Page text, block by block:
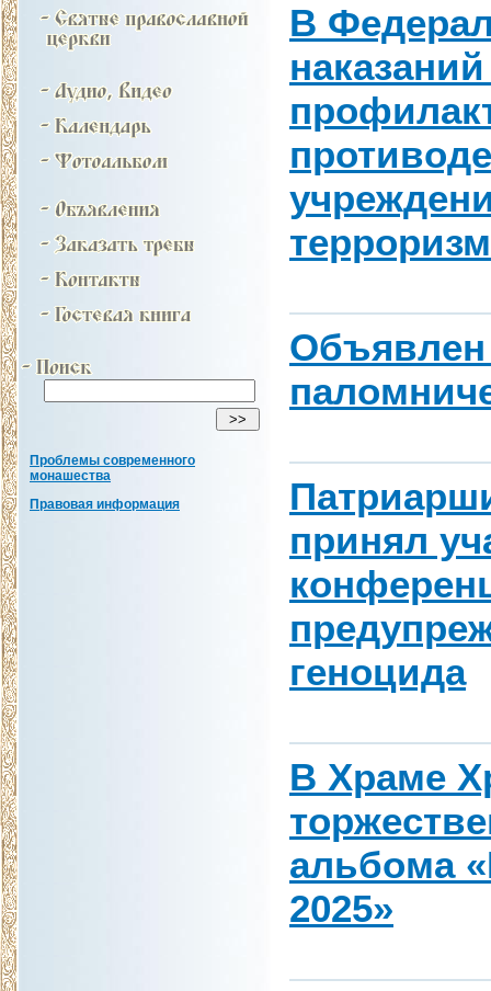
Проблемы современного
монашества
Правовая информация
В
Объявлен
принял
геноцида
В Храме
альбома
2025»